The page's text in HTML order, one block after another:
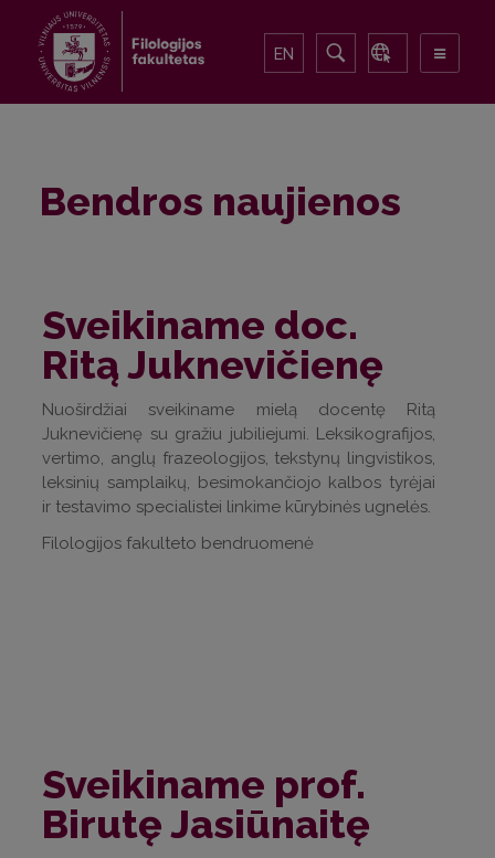
EN
Bendros naujienos
Sveikiname doc.
Ritą Juknevičienę
Nuoširdžiai sveikiname mielą docentę Ritą
Juknevičienę su gražiu jubiliejumi. Leksikografijos,
vertimo, anglų frazeologijos, tekstynų lingvistikos,
leksinių samplaikų, besimokančiojo kalbos tyrėjai
ir testavimo specialistei linkime kūrybinės ugnelės.
Filologijos fakulteto bendruomenė
Sveikiname prof.
Birutę Jasiūnaitę